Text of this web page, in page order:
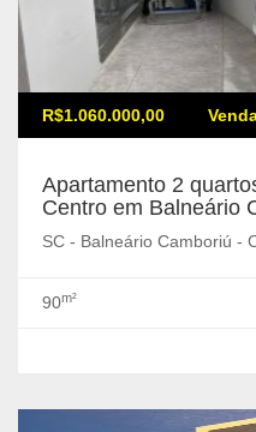
R$1.060.000,00
Apartamento 2
Centro em Balneário
SC - Balneário Camboriú -
90m²